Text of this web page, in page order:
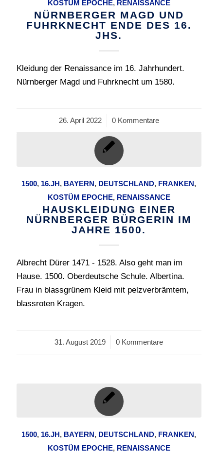
KOSTÜM EPOCHE, RENAISSANCE
NÜRNBERGER MAGD UND
FUHRKNECHT ENDE DES 16.
JHS.
Kleidung der Renaissance im 16. Jahrhundert.
Nürnberger Magd und Fuhrknecht um 1580.
26. April 2022
/ 0 Kommentare
1500, 16.JH, BAYERN, DEUTSCHLAND, FRANKEN,
KOSTÜM EPOCHE, RENAISSANCE
HAUSKLEIDUNG EINER
NÜRNBERGER BÜRGERIN IM
JAHRE 1500.
Albrecht Dürer 1471 - 1528. Also geht man im
Hause. 1500. Oberdeutsche Schule. Albertina.
Frau in blassgrünem Kleid mit pelzverbrämtem,
blassroten Kragen.
31. August 2019
/ 0 Kommentare
1500, 16.JH, BAYERN, DEUTSCHLAND, FRANKEN,
KOSTÜM EPOCHE, RENAISSANCE